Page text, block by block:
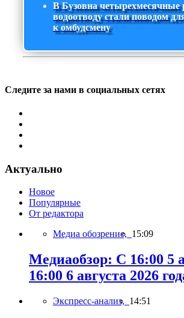
В Бузовна четырехмесячные
водоотводу стали поводом
к омбудсмену
Следите за нами в социальных сетях
Актуально
Новое
Популярные
От редактора
Медиа обозрение, 15:09
Медиаобзор: С 16:00 5
16:00 6 августа 2026
Экспресс-анализ, 14:51